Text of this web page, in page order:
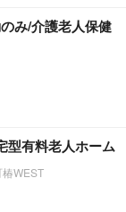
み/介護老人保健
型有料老人ホーム
WEST